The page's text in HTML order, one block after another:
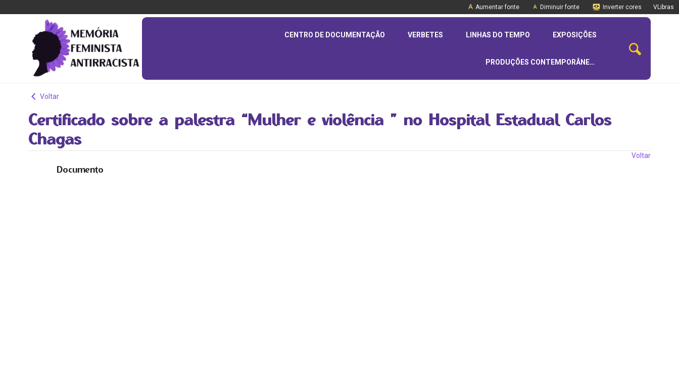
Aumentar fonte Diminuir fonte Inverter cores VLibras
CENTRO DE DOCUMENTAÇÃO VERBETES LINHAS DO TEMPO EXPOSIÇÕES
PRODUÇÕES CONTEMPORÂNEAS
Voltar
Certificado sobre a palestra “Mulher e violência ” no Hospital Estadual Carlos
Chagas
Voltar
Documento